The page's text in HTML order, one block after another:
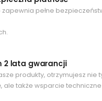
zapewnia pełne
2 lata gwarancji
produkty, otrzymujesz nie
ale także wsparcie techniczne